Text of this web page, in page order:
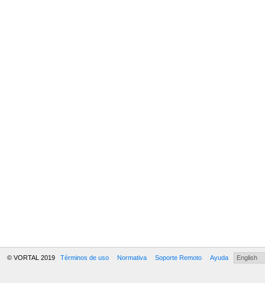
© VORTAL 2019 Términos de uso Normativa Soporte Remoto Ayuda